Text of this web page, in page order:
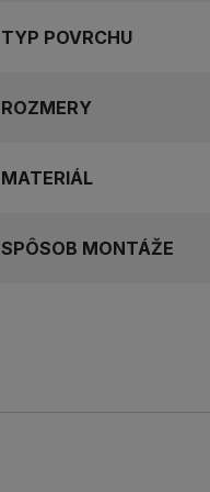
TYP POVRCHU
ROZMERY
MATERIÁL
SPÔSOB MONTÁŽE